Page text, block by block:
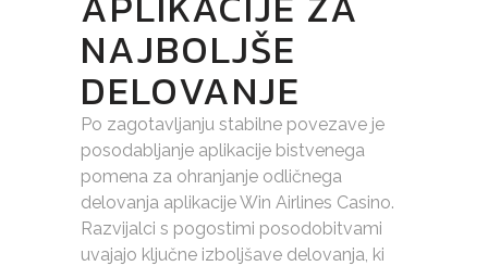
NAJBOLJŠE
DELOVANJE
Po zagotavljanju stabilne povezave je
posodabljanje aplikacije bistvenega
pomena za ohranjanje odličnega
delovanja aplikacije Win Airlines Casino.
Razvijalci s pogostimi posodobitvami
uvajajo ključne izboljšave delovanja, ki